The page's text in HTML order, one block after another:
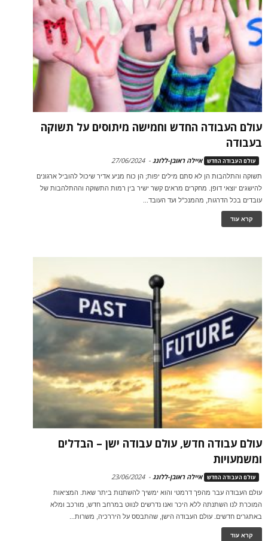
עולם העבודה החדש וחמישה מיתוסים על תשוקה
בעבודה
עולם העבודה החדש איילה ראובן-ללונג -
27/06/2024
תשוקה והתלהבות הן לא סתם מילים יפות; הן כוח מניע אדיר שיכול להוביל ארגונים
להישגים יוצאי דופן. מחקרים מראים קשר ישיר בין רמות התשוקה וההתלהבות של
עובדים בכל הדרגות, מהמנכ"ל ועד העובד...
קרא עוד
עולם עבודה חדש, עולם עבודה ישן – הבדלים
ומשמעויות
עולם העבודה החדש איילה ראובן-ללונג -
23/06/2024
עולם העבודה עבר מהפך דרמטי והוא ימשיך להשתנות ביתר שאת. המציאות
המוכרת לנו השתנתה ללא היכר ואנו נדרשים לנווט במרחב חדש, מורכב ומלא
באתגרים חדשים. עולם העבודה הישן, שהתבסס על היררכיה, משרות...
קרא עוד